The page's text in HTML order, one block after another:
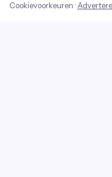
Cookievoorkeuren ·